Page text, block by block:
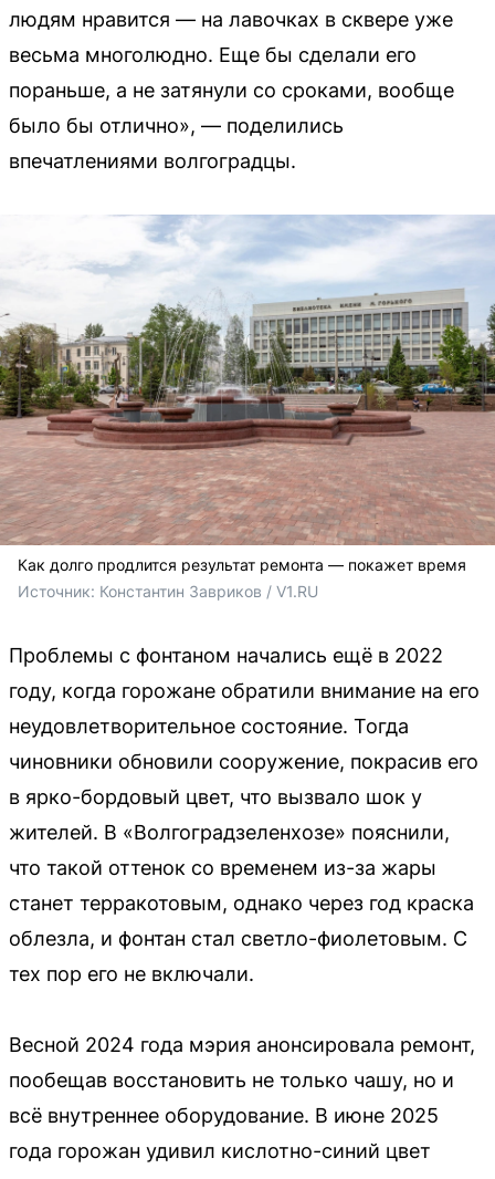
людям нравится — на лавочках в сквере уже
весьма многолюдно. Еще бы сделали его
пораньше, а не затянули со сроками, вообще
было бы отлично», — поделились
впечатлениями волгоградцы.
Как долго продлится результат ремонта — покажет время
Источник: Константин Завриков / V1.RU
Проблемы с фонтаном начались ещё в 2022
году, когда горожане обратили внимание на его
неудовлетворительное состояние. Тогда
чиновники обновили сооружение, покрасив его
в ярко-бордовый цвет, что вызвало шок у
жителей. В «Волгоградзеленхозе» пояснили,
что такой оттенок со временем из-за жары
станет терракотовым, однако через год краска
облезла, и фонтан стал светло-фиолетовым. С
тех пор его не включали.
Весной 2024 года мэрия анонсировала ремонт,
пообещав восстановить не только чашу, но и
всё внутреннее оборудование. В июне 2025
года горожан удивил кислотно-синий цвет